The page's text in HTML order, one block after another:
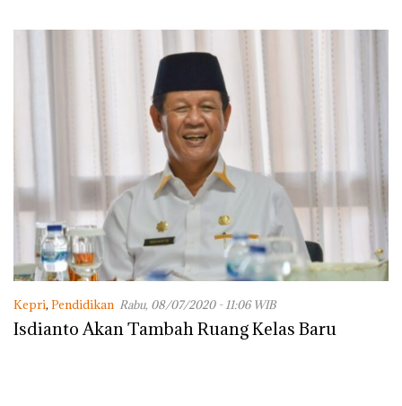
Kepri, Pendidikan Rabu, 08/07/2020 - 11:06 WIB
Isdianto Akan Tambah Ruang Kelas Baru